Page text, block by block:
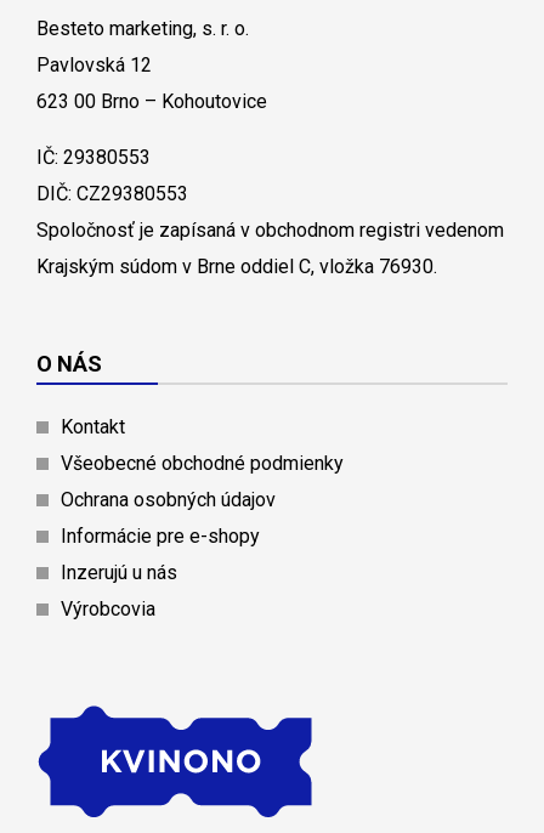
Besteto marketing, s. r. o.
Pavlovská 12
623 00 Brno – Kohoutovice
IČ: 29380553
DIČ: CZ29380553
Spoločnosť je zapísaná v obchodnom registri vedenom
Krajským súdom v Brne oddiel C, vložka 76930.
O NÁS
Kontakt
Všeobecné obchodné podmienky
Ochrana osobných údajov
Informácie pre e-shopy
Inzerujú u nás
Výrobcovia